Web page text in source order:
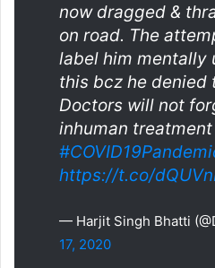
now dragged &
on road. The
label him mentally
this bcz he denied
Doctors will not
inhuman
https://t.co/
— Harjit Singh Bhatti
17, 2020